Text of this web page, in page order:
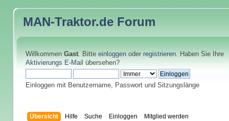
MAN-Traktor.de Forum
Willkommen Gast. Bitte einloggenoder registrieren. Haben Sie Ihre
Aktivierungs E-Mail übersehen?
Einloggen mit Benutzername, Passwort und Sitzungslänge
Übersicht Hilfe Suche Einloggen Mitglied werden